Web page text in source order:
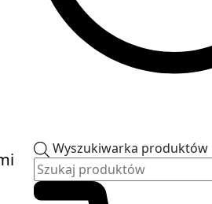
Wyszukiwarka produktów